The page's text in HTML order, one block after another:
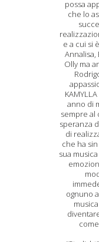
possa
che lo
e a cui si
Annalisa,
Olly ma
anno di
sempre al
speranza
di
che ha
sua
ognuno